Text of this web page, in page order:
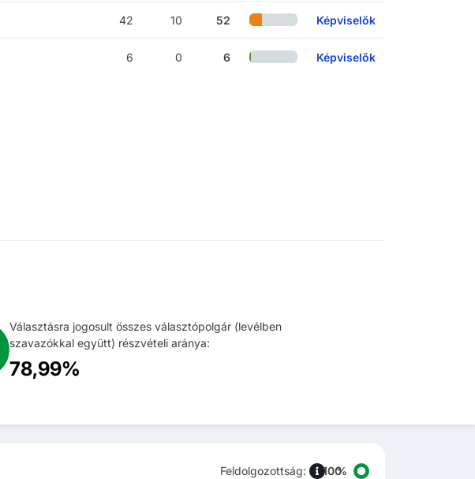
42 10 52 Képviselők
6 0 6 Képviselők
Választásra jogosult összes választópolgár (levélben
szavazókkal együtt) részvételi aránya:
78,99%
Feldolgozottság: